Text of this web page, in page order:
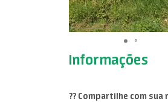
Informações
?? Compartilhe com sua